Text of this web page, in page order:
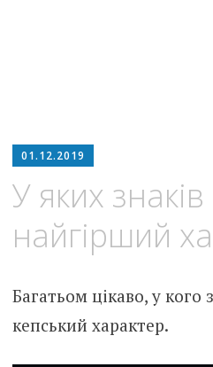
01.12.2019
У яких знаків
найгірший
Багатьом цікаво, у кого
кепський характер.